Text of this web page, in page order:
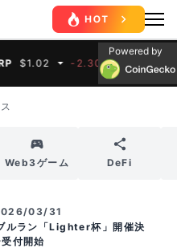
$1.02 -2.30% BNB
Powered by
Web3ゲーム DeFi
03/31
ルラン「Lighter杯」開催決
付開始